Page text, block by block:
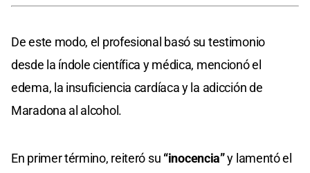
De este modo, el profesional basó su testimonio
desde la índole científica y médica, mencionó el
edema, la insuficiencia cardíaca y la adicción de
Maradona al alcohol.
En primer término, reiteró su “inocencia”y lamentó el